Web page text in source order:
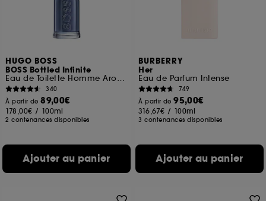
HUGO BOSS
BOSS Bottled Infinite
Eau de Toilette Homme Aromatique et Fruitée
340
À partir de89,00€
178,00€ / 100ml
2 contenances disponibles
Ajouter au panier
BURBERRY
Her
Eau de Parfum Intense
749
À partir de95,00€
316,67€ / 100ml
3 contenances disponibles
Ajouter au panier